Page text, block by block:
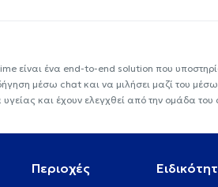
είναι ένα end-to-end solution που
μέσω chat και να μιλήσει μαζί του
υγείας και έχουν ελεγχθεί από την ομάδα
Περιοχές